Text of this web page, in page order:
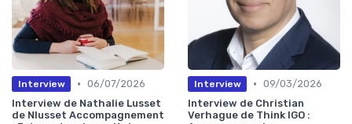
Interview • 06/07/2026
Interview de Nathalie Lusset
de Nlusset Accompagnement
Interview • 09/03/2026
Interview de Christian
Verhague de Think IGO :